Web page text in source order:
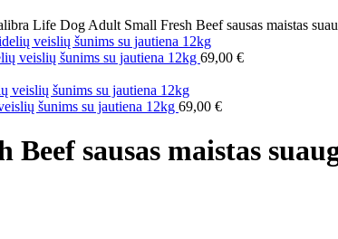
Life Dog Adult Small Fresh Beef sausas maistas
veislių šunims su jautiena 12kg 69,00 €
šunims su jautiena 12kg 69,00 €
sausas maistas